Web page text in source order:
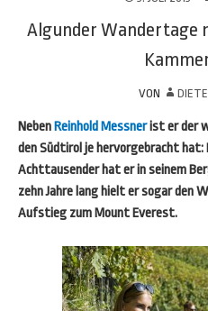
Algunder Wandertage
VON
NebenReinhold Messnerist er der
den Südtirol je hervorgebracht hat:
Achttausender hat er in seinem
zehn Jahre lang hielt er sogar den
Aufstieg zum Mount Everest.